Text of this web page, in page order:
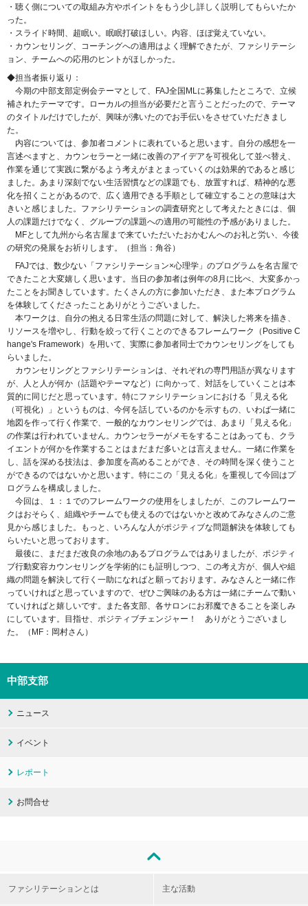
・聴く側についての取組み方やポイントをもう少し詳しく説明してもらいたか
った。
・スライド時間、超眠い。眠眠打破ほしい。内容、ほぼ覚えていない。
・カウンセリング、コーチングへの適用はよく理解できたが、ファシリテーシ
ョン、チームへの応用のヒントがほしかった。
◆担当者振り返り：
今期の中部支部定例会テーマとして、FAJ全国MLに募集したところで、立候
補されたテーマです。ローカルの担当が必要だと言うことだったので、テーマ
のタイトルだけでしたが、興味が沸いたのでお手伝いをさせていただきまし
た。
内容については、参加者コメントに表れていると思います。自分の感想を一
言述べますと、カウンセラーと一緒に改善のアイデアを可視化して並べ替え、
作業を通じて実践に繋がるよう考えがまとまっていくのは効果的であると感じ
ました。あまり深刻でない生活習慣などの課題でも、放置すれば、精神的な悪
化を招くことがあるので、広く適用できる手順として確立することの意味は大
きいと感じました。ファシリテーションの調査研究として考えたときには、個
人の課題だけでなく、グループの課題への適用の可能性の予感がありました。
MFとして九州から名古屋まで来ていただいたおかむんへのお礼と労い、今後
の研究の発展をお祈りします。（担当：角谷）
FAJでは、数少ない「ファシリテーション×心理学」のプログラムを名古屋で
できたこと大変嬉しく思います。当日の参加者は例年の8月に比べ、大変多かっ
たことをお聞きしています。たくさんの方に参加いただき、また本プログラム
を体験してくださったことありがとうございました。
本ワークは、自分の抱える日常生活の問題に対して、解決した将来を描き、
リソースを増やし、行動を絞って行くことのできるフレームワーク（Positive C
hange's Framework）を用いて、実際に参加者同士でカウンセリングをしても
らいました。
カウンセリングとファシリテーションは、それぞれの専門用語が異なります
が、人と人が何か（話題やテーマなど）に向かって、対話をしていくことは本
質的に同じだと思っています。特にファシリテーションにおける「見える化
（可視化）」というものは、今何を話しているのかを示すもの、いわば一緒に
地図を作って行く作業で、一般的なカウンセリングでは、あまり「見える化」
の作業は行われていません。カウンセラーがメモをすることはあっても、クラ
イエントが何かを作業することはまだまだ多いとは言えません。一緒に作業を
し、話を深める技法は、参加度を高めることができ、その時間を深く使うこと
ができるのではないかと思います。特にこの「見える化」を重視して今回はプ
ログラムを構成しました。
今回は、１：１でのフレームワークの使用をしましたが、このフレームワー
クはおそらく、組織やチームでも使えるのではないかと改めてみなさんのご意
見から感じました。もっと、いろんな人がポジティブな問題解決を体験しても
らいたいと思っております。
最後に、まだまだ改良の余地のあるプログラムではありましたが、ポジティ
ブ行動変容カウンセリングを学術的にも証明しつつ、この考え方が、個人や組
織の問題を解決して行く一助になればと願っております。みなさんと一緒に作
っていければと思っていますので、ぜひご興味のある方は一緒にチームで動い
ていければと嬉しいです。また各支部、各サロンにお邪魔できることを楽しみ
にしています。目指せ、ポジティブチェンジャー！ ありがとうございまし
た。（MF：岡村さん）
中部支部
ニュース
イベント
レポート
お問合せ
ファシリテーションとは 主な活動